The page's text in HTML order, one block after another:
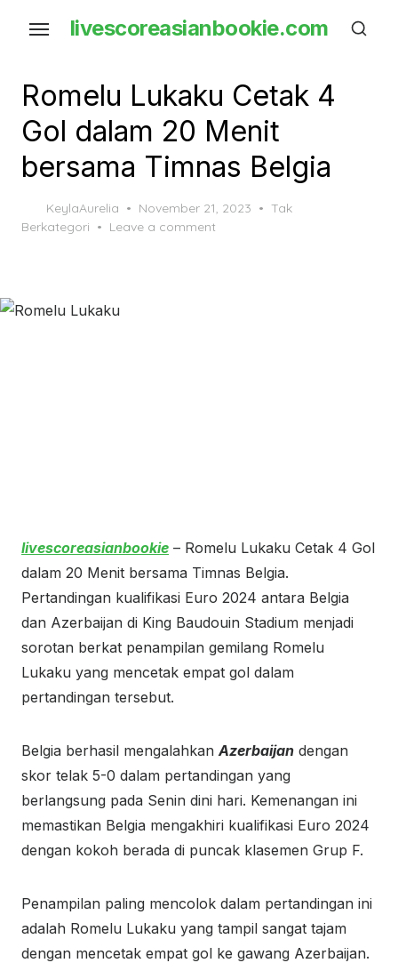
content
livescoreasianbookie.com
Romelu Lukaku Cetak 4
Gol dalam 20 Menit
bersama Timnas Belgia
KeylaAurelia
Posted
on
November 21, 2023
Tak
Berkategori
Leave a comment
livescoreasianbookie – Romelu Lukaku Cetak 4 Gol
dalam 20 Menit bersama Timnas Belgia.
Pertandingan kualifikasi Euro 2024 antara Belgia
dan Azerbaijan di King Baudouin Stadium menjadi
sorotan berkat penampilan gemilang Romelu
Lukaku yang mencetak empat gol dalam
pertandingan tersebut.
Belgia berhasil mengalahkanAzerbaijan dengan
skor telak 5-0 dalam pertandingan yang
berlangsung pada Senin dini hari. Kemenangan ini
memastikan Belgia mengakhiri kualifikasi Euro 2024
dengan kokoh berada di puncak klasemen Grup F.
Penampilan paling mencolok dalam pertandingan ini
adalah Romelu Lukaku yang tampil sangat tajam
dengan mencetak empat gol ke gawang Azerbaijan.